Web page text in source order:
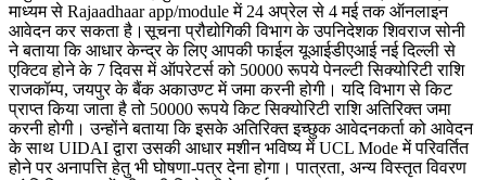
माध्यम से Rajaadhaar app/module में 24 अप्रेल से 4 मई तक ऑनलाइन
आवेदन कर सकता है।सूचना प्रौद्योगिकी विभाग के उपनिदेशक शिवराज सोनी
ने बताया कि आधार केन्द्र के लिए आपकी फाईल यूआईडीएआई नई दिल्ली से
एक्टिव होने के 7 दिवस में ऑपरेटर्स को 50000 रूपये पेनल्टी सिक्योरिटी राशि
राजकॉम्प, जयपुर के बैंक अकाउण्ट में जमा करनी होगी। यदि विभाग से किट
प्राप्त किया जाता है तो 50000 रूपये किट सिक्योरिटी राशि अतिरिक्त जमा
करनी होगी। उन्होंने बताया कि इसके अतिरिक्त इच्छुक आवेदनकर्ता को आवेदन
के साथ UIDAI द्वारा उसकी आधार मशीन भविष्य में UCL Mode में परिवर्तित
होने पर अनापत्ति हेतु भी घोषणा-पत्र देना होगा। पात्रता, अन्य विस्तृत विवरण